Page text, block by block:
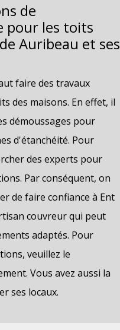
de
pour les toits
Auribeau et ses
faire des travaux
des maisons. En effet, il
démoussages pour
d'étanchéité. Pour
des experts pour
Par conséquent, on
de faire confiance à Ent
couvreur qui peut
adaptés. Pour
veuillez le
Vous avez aussi la
ses locaux.